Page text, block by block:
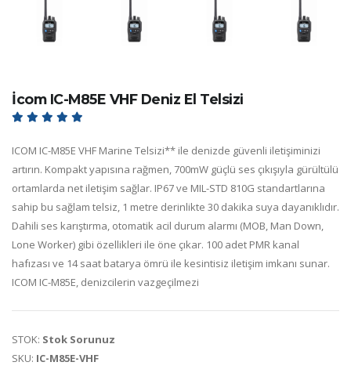
İcom IC-M85E VHF Deniz El Telsizi
ICOM IC-M85E VHF Marine Telsizi** ile denizde güvenli iletişiminizi
artırın. Kompakt yapısına rağmen, 700mW güçlü ses çıkışıyla gürültülü
ortamlarda net iletişim sağlar. IP67 ve MIL-STD 810G standartlarına
sahip bu sağlam telsiz, 1 metre derinlikte 30 dakika suya dayanıklıdır.
Dahili ses karıştırma, otomatik acil durum alarmı (MOB, Man Down,
Lone Worker) gibi özellikleri ile öne çıkar. 100 adet PMR kanal
hafızası ve 14 saat batarya ömrü ile kesintisiz iletişim imkanı sunar.
ICOM IC-M85E, denizcilerin vazgeçilmezi
STOK: Stok Sorunuz
SKU: IC-M85E-VHF